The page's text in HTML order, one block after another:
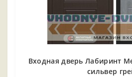
Входная дверь Лабиринт
сильвер